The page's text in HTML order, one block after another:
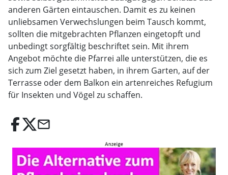
anderen Gärten eintauschen. Damit es zu keinen
unliebsamen Verwechslungen beim Tausch kommt,
sollten die mitgebrachten Pflanzen eingetopft und
unbedingt sorgfältig beschriftet sein. Mit ihrem
Angebot möchte die Pfarrei alle unterstützen, die es
sich zum Ziel gesetzt haben, in ihrem Garten, auf der
Terrasse oder dem Balkon ein artenreiches Refugium
für Insekten und Vögel zu schaffen.
email